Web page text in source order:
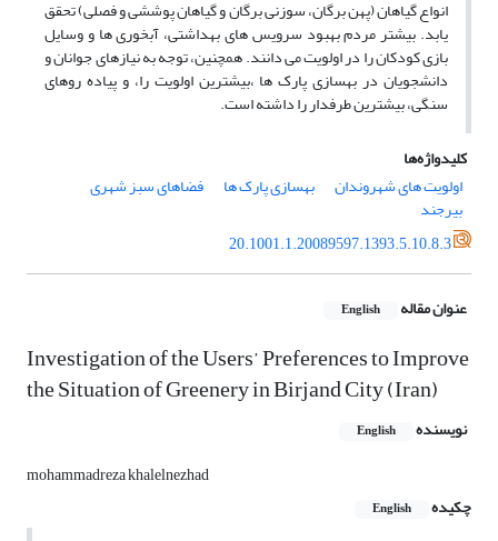
انواع گیاهان (پهن برگان، سوزنی برگان و گیاهان پوششی و فصلی) تحقق
یابد. بیشتر مردم بهبود سرویس های بهداشتی، آبخوری ها و وسایل
بازی کودکان را در اولویت می دانند. همچنین، توجه به نیازهای جوانان و
دانشجویان در بهسازی پارک ها ،بیشترین اولویت را، و پیاده روهای
سنگی، بیشترین طرفدار را داشته است.
کلیدواژه‌ها
اولویت های شهروندان
بهسازی پارک ها فضاهای سبز شهری
بیرجند
20.1001.1.20089597.1393.5.10.8.3
عنوان مقاله English
Investigation of the Users’ Preferences to Improve
the Situation of Greenery in Birjand City (Iran)
نویسنده English
mohammadreza khalelnezhad
چکیده
English